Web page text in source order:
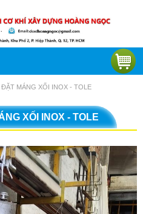
MÁNG XỐI INOX - TOLE
XỐI INOX - TOLE